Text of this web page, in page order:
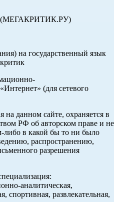
(МЕГАКРИТИК.РУ)
на государственный язык
(для сетевого
данном сайте, охраняется в
РФ об авторском праве и не
либо в какой бы то ни было
распространению,
разрешения
аналитическая,
спортивная, развлекательная,